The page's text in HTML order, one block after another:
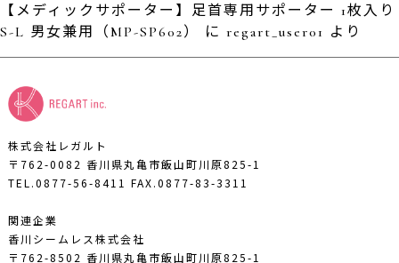
【メディックサポーター】足首専用サポーター 1枚入り
S-L 男女兼用（MP-SP602）
に regart_user01 より
株式会社レガルト
〒762-0082 香川県丸亀市飯山町川原825-1
TEL.0877-56-8411 FAX.0877-83-3311
関連企業
香川シームレス株式会社
〒762-8502 香川県丸亀市飯山町川原825-1